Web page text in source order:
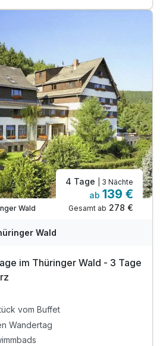
Kaffee auf dem Zimmer
Wald
4 Tage | 3 Nächte
ab 139 €
Gesamt ab 278 €
Wald
im Thüringer Wald - 3 Tage
vom Buffet
Wandertag